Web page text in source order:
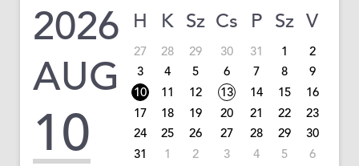
2026
AUG
10
H K Sz Cs P Sz V
27 28 29 30 31 1
2
3
4 5 6 7 8
9
10
11 12 13 14 15
16
17
18 19 20 21 22
23
24
25 26 27 28 29
30
31
1 2 3 4 5 6